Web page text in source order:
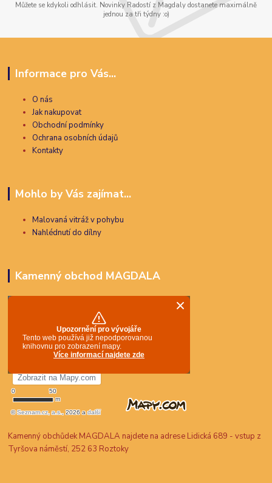
Můžete se kdykoli odhlásit. Novinky Radostí z Magdaly dostanete maximálně
jednou za tři týdny :o)
Informace pro Vás...
O nás
Jak nakupovat
Obchodní podmínky
Ochrana osobních údajů
Kontakty
Mohlo by Vás zajímat...
Malovaná vitráž v pohybu
Nahlédnutí do dílny
Kamenný obchod MAGDALA
Kamenný obchůdek MAGDALA najdete na adrese Lidická 689 - vstup z
Tyršova náměstí, 252 63 Roztoky